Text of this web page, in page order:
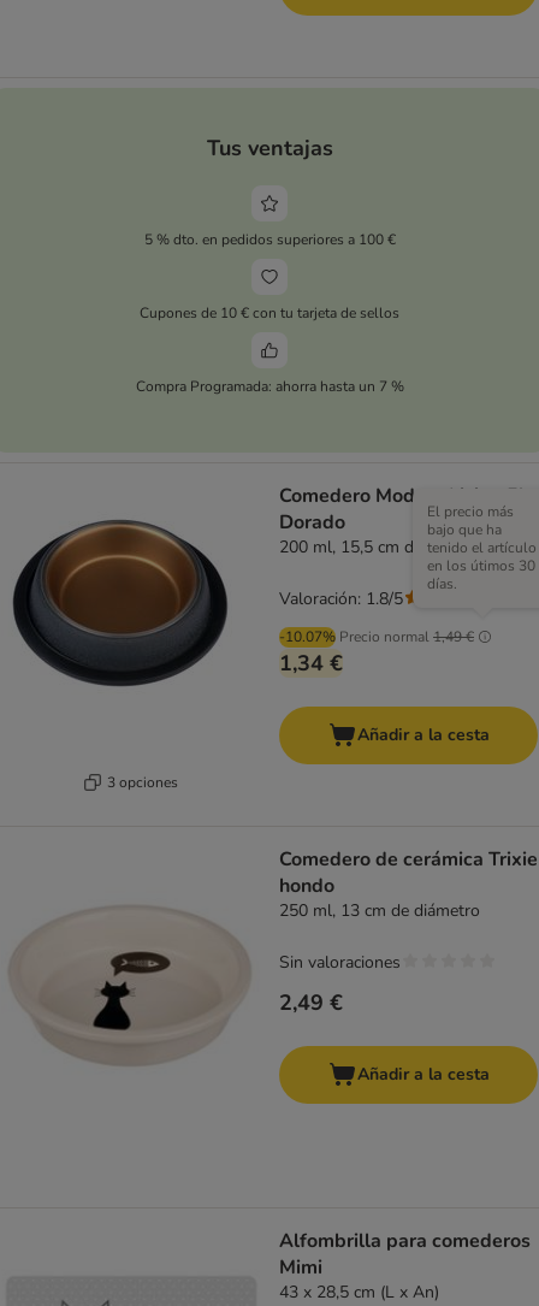
Tus ventajas
5 % dto. en pedidos superiores a 100 €
Cupones de 10 € con tu tarjeta de sellos
Compra Programada: ahorra hasta un 7 %
3 opciones
Comedero Modern Living El
Dorado
200 ml, 15,5 cm de diámetro
-10.07% Precio normal1,49 €
El precio más
bajo que ha
tenido el artículo
en los útimos 30
días.
1,34 €
Valoración: 1.8/5
Añadir a la cesta
Comedero de cerámica Trixie
hondo
250 ml, 13 cm de diámetro
2,49 €
Sin valoraciones
Añadir a la cesta
Alfombrilla para comederos
Mimi
43 x 28,5 cm (L x An)